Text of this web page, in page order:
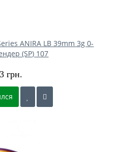
ANIRA LB 39mm 3g 0-
(SP) 107
грн.